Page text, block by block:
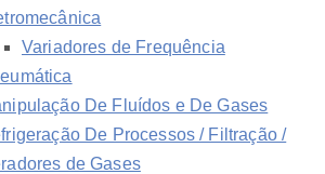
Variadores de Frequência
De Fluídos e De Gases
De Processos / Filtração /
de Gases